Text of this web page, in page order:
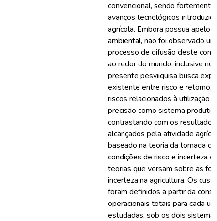
convencional, sendo
avanços tecnológicos
agrícola. Embora possua apelo
ambiental, não foi observado
processo de difusão deste
ao redor do mundo, inclusive
presente pesviiquisa busca
existente entre risco e retorno,
riscos relacionados à utilização
precisão como sistema
contrastando com os
alcançados pela atividade
baseado na teoria da tomada
condições de risco e incerteza
teorias que versam sobre as
incerteza na agricultura. Os
foram definidos a partir da
operacionais totais para cada
estudadas, sob os dois